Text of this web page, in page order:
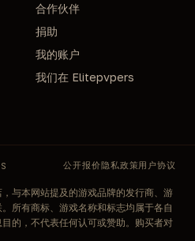
合作伙伴
捐助
我的账户
我们在 Elitepvpers
公开报价隐私政策用户协议
与本网站提及的游戏品牌的发行商、游
所有商标、游戏名称和标志均属于各自
的，不代表任何认可或赞助。购买者对